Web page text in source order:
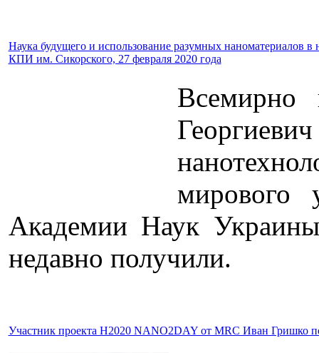
Наука будущего и использование разумных наноматериалов
КПИ им. Сикорского, 27 февраля 2020 года
Всемирно
мирового
Академии Наук
недавно получили.
Участник проекта H2020 NANO2DAY от MRC Иван Гришко